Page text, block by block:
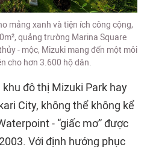
mảng xanh và tiện ích công cộng,
quảng trường Marina Square
- mộc, Mizuki mang đến một môi
cho hơn 3.600 hộ dân.
đô thị Mizuki Park hay
City, không thể không kể
- “giấc mơ” được
Với định hướng phục